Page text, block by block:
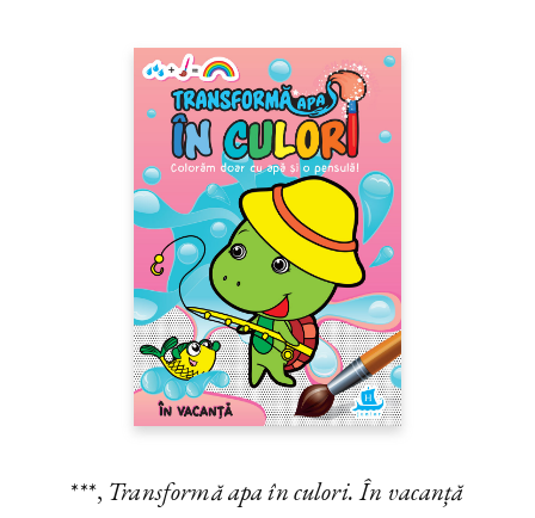
***, Transformă apa în culori. În vacanță